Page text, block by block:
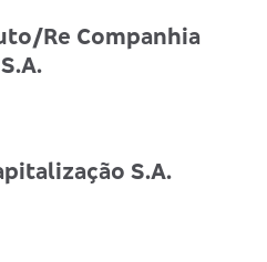
Re Companhia
S.A.